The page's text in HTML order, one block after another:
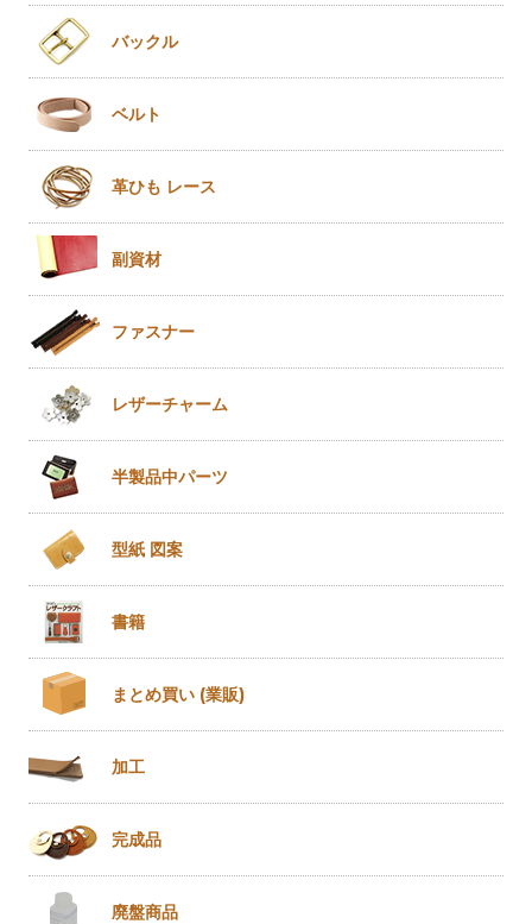
バックル
ベルト
革ひも レース
副資材
ファスナー
レザーチャーム
半製品中パーツ
型紙 図案
書籍
まとめ買い (業販)
加工
完成品
廃盤商品